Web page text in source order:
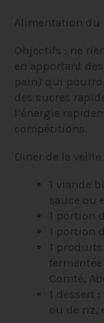
Alimentation du
Objectifs : ne
en apportant
pain) qui
des sucres
l’énergie
compétitions.
Diner de la veille
1 viande
sauce ou
1 portion
1 portion
1
Comté,
1 dessert
ou de riz,